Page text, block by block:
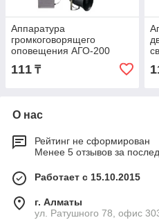
Аппаратура
громкоговорящего
оповещения АГО-200
АГО-600
111 ₸
О нас
Рейтинг не сформирован
Менее 5 отзывов за
Работает с 15.10.2015
г. Алматы
ул. Ратушного 78, офис